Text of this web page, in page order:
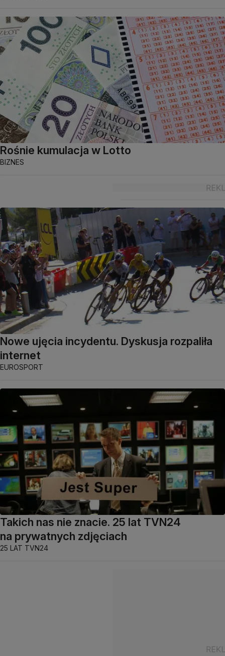
Rośnie kumulacja w Lotto
BIZNES
Nowe ujęcia incydentu. Dyskusja rozpaliła
internet
EUROSPORT
Takich nas nie znacie. 25 lat TVN24
na prywatnych zdjęciach
25 LAT TVN24